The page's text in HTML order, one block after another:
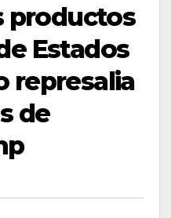
productos
Estados
represalia
de